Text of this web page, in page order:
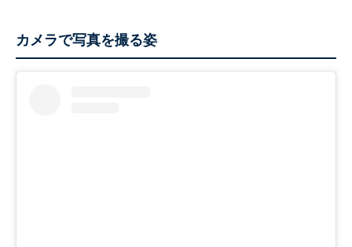
カメラで写真を撮る姿